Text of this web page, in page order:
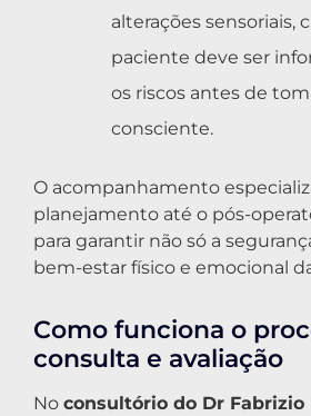
alterações sensoriais,
paciente deve ser
os riscos antes de
consciente.
O acompanhamento
planejamento até o pós-
para garantir não só a
bem-estar físico e emocional
Como funciona o
consulta e avaliação
No consultório do Dr Fabrizio